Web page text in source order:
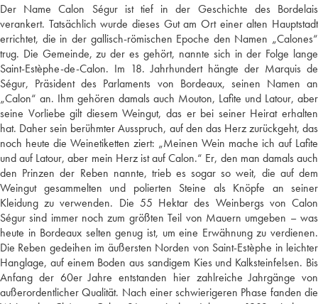
Der Name Calon Ségur ist tief in der Geschichte des Bordelais
verankert. Tatsächlich wurde dieses Gut am Ort einer alten Hauptstadt
errichtet, die in der gallisch-römischen Epoche den Namen „Calones“
trug. Die Gemeinde, zu der es gehört, nannte sich in der Folge lange
Saint-Estèphe-de-Calon. Im 18. Jahrhundert hängte der Marquis de
Ségur, Präsident des Parlaments von Bordeaux, seinen Namen an
„Calon“ an. Ihm gehören damals auch Mouton, Lafite und Latour, aber
seine Vorliebe gilt diesem Weingut, das er bei seiner Heirat erhalten
hat. Daher sein berühmter Ausspruch, auf den das Herz zurückgeht, das
noch heute die Weinetiketten ziert: „Meinen Wein mache ich auf Lafite
und auf Latour, aber mein Herz ist auf Calon.“ Er, den man damals auch
den Prinzen der Reben nannte, trieb es sogar so weit, die auf dem
Weingut gesammelten und polierten Steine als Knöpfe an seiner
Kleidung zu verwenden. Die 55 Hektar des Weinbergs von Calon
Ségur sind immer noch zum größten Teil von Mauern umgeben – was
heute in Bordeaux selten genug ist, um eine Erwähnung zu verdienen.
Die Reben gedeihen im äußersten Norden von Saint-Estèphe in leichter
Hanglage, auf einem Boden aus sandigem Kies und Kalksteinfelsen. Bis
Anfang der 60er Jahre entstanden hier zahlreiche Jahrgänge von
außerordentlicher Qualität. Nach einer schwierigeren Phase fanden die